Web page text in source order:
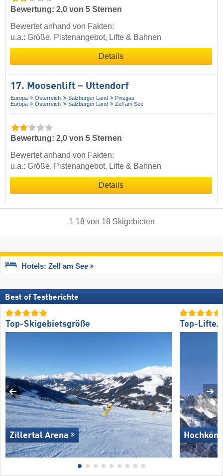
Bewertung: 2,0 von 5 Sternen
Bewertet anhand von Fakten:
u.a.: Größe, Pistenangebot, Lifte & Bahnen
Details
17. Moosenlift – Uttendorf
Europa Österreich Salzburger Land
Pinzgau
Europa
Österreich Salzburger Land Zell am See
Bewertung: 2,0 von 5 Sternen
Bewertet anhand von Fakten:
u.a.: Größe, Pistenangebot, Lifte & Bahnen
Details
1-18von 18 Skigebieten
Hotels: Zell am See
Best of Testberichte
Top-Skigebietsgröße
Zillertal Arena
Top-Lifte/